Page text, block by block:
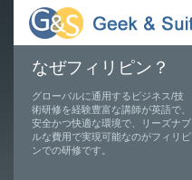
なぜフィリピン？
グローバルに通用するビジネス/技
術研修を経験豊富な講師が英語で、
安全かつ快適な環境で、リーズナブ
ルな費用で実現可能なのがフィリピ
ンでの研修です。